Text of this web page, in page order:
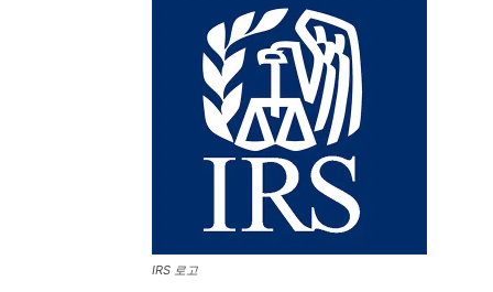
IRS 로고